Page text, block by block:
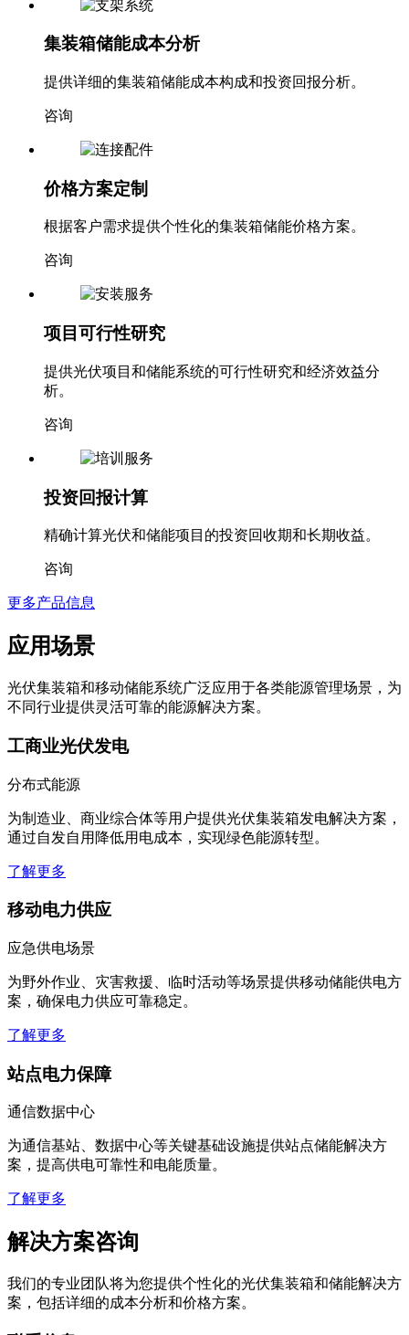
集装箱储能成本分析
提供详细的集装箱储能成本构成和投资回报分析。
咨询
价格方案定制
根据客户需求提供个性化的集装箱储能价格方案。
咨询
项目可行性研究
提供光伏项目和储能系统的可行性研究和经济效益分
析。
咨询
投资回报计算
精确计算光伏和储能项目的投资回收期和长期收益。
咨询
更多产品信息
应用场景
光伏集装箱和移动储能系统广泛应用于各类能源管理场景，为
不同行业提供灵活可靠的能源解决方案。
工商业光伏发电
分布式能源
为制造业、商业综合体等用户提供光伏集装箱发电解决方案，
通过自发自用降低用电成本，实现绿色能源转型。
了解更多
移动电力供应
应急供电场景
为野外作业、灾害救援、临时活动等场景提供移动储能供电方
案，确保电力供应可靠稳定。
了解更多
站点电力保障
通信数据中心
为通信基站、数据中心等关键基础设施提供站点储能解决方
案，提高供电可靠性和电能质量。
了解更多
解决方案咨询
我们的专业团队将为您提供个性化的光伏集装箱和储能解决方
案，包括详细的成本分析和价格方案。